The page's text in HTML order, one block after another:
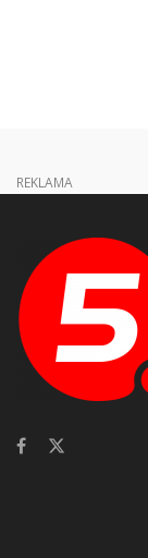
REKLAMA